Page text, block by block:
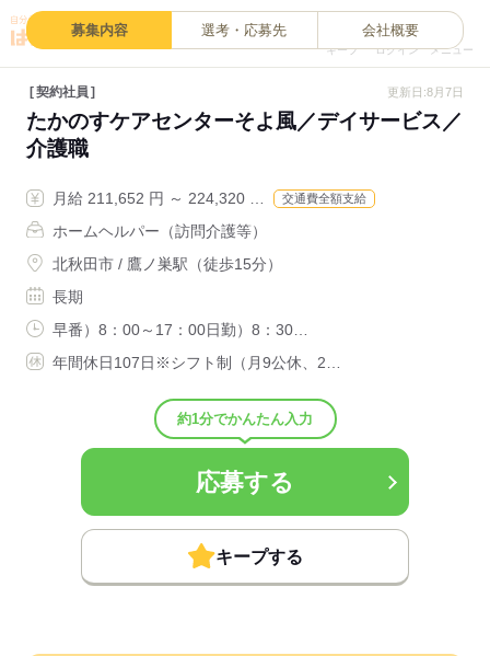
キープ ログイン メニュー
募集内容 選考・応募先 会社概要
契約社員 更新日:8月7日
たかのすケアセンターそよ風／デイサービス／
介護職
月給 211,652 円 ～ 224,320 … 交通費全額支給
ホームヘルパー（訪問介護等）
北秋田市 / 鷹ノ巣駅（徒歩15分）
長期
早番）8：00～17：00日勤）8：30…
年間休日107日※シフト制（月9公休、2…
約1分でかんたん入力
応募する
キープする